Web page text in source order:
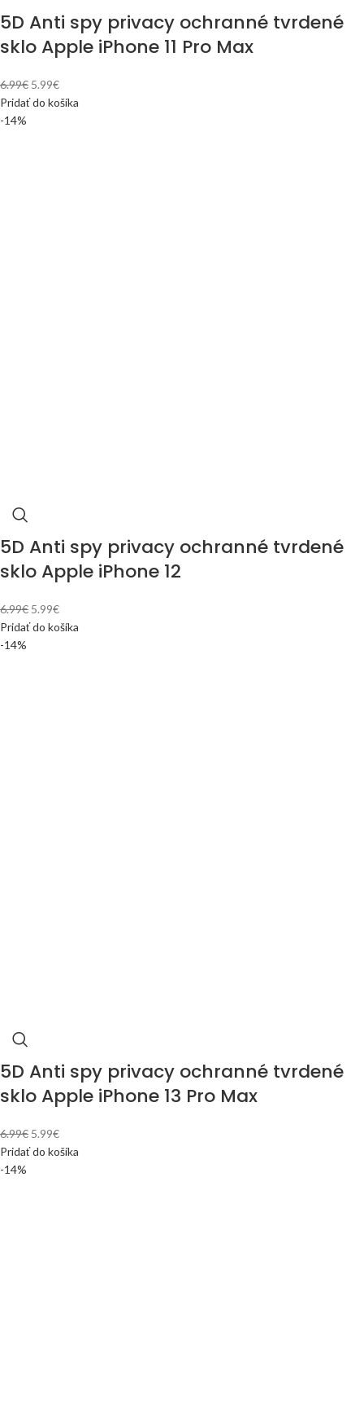
5D Anti spy privacy ochranné tvrdené
sklo Apple iPhone 11 Pro Max
6.99€ 5.99€
Pridať do košíka
-14%
5D Anti spy privacy ochranné tvrdené
sklo Apple iPhone 12
6.99€ 5.99€
Pridať do košíka
-14%
5D Anti spy privacy ochranné tvrdené
sklo Apple iPhone 13 Pro Max
6.99€ 5.99€
Pridať do košíka
-14%